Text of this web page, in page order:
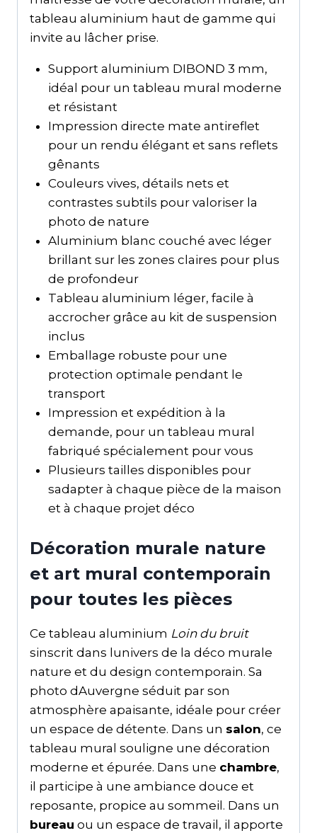
tableau aluminium haut de gamme qui
invite au lâcher prise.
Support aluminium DIBOND 3 mm,
idéal pour un tableau mural moderne
et résistant
Impression directe mate antireflet
pour un rendu élégant et sans reflets
gênants
Couleurs vives, détails nets et
contrastes subtils pour valoriser la
photo de nature
Aluminium blanc couché avec léger
brillant sur les zones claires pour plus
de profondeur
Tableau aluminium léger, facile à
accrocher grâce au kit de suspension
inclus
Emballage robuste pour une
protection optimale pendant le
transport
Impression et expédition à la
demande, pour un tableau mural
fabriqué spécialement pour vous
Plusieurs tailles disponibles pour
sadapter à chaque pièce de la maison
et à chaque projet déco
Décoration murale nature
et art mural contemporain
pour toutes les pièces
Ce tableau aluminium Loin du bruit
sinscrit dans lunivers de la déco murale
nature et du design contemporain. Sa
photo dAuvergne séduit par son
atmosphère apaisante, idéale pour créer
un espace de détente. Dans un salon, ce
tableau mural souligne une décoration
moderne et épurée. Dans une chambre,
il participe à une ambiance douce et
reposante, propice au sommeil. Dans un
bureau ou un espace de travail, il apporte